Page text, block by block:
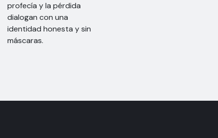
profecía y la pérdida
dialogan con una
identidad honesta y sin
máscaras.